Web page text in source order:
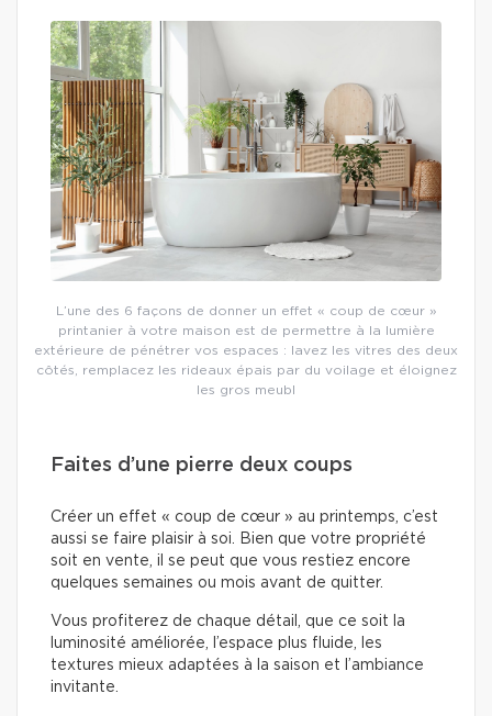
L’une des 6 façons de donner un effet « coup de cœur »
printanier à votre maison est de permettre à la lumière
extérieure de pénétrer vos espaces : lavez les vitres des deux
côtés, remplacez les rideaux épais par du voilage et éloignez
les gros meubl
Faites d’une pierre deux coups
Créer un effet « coup de cœur » au printemps, c’est
aussi se faire plaisir à soi. Bien que votre propriété
soit en vente, il se peut que vous restiez encore
quelques semaines ou mois avant de quitter.
Vous profiterez de chaque détail, que ce soit la
luminosité améliorée, l’espace plus fluide, les
textures mieux adaptées à la saison et l’ambiance
invitante.